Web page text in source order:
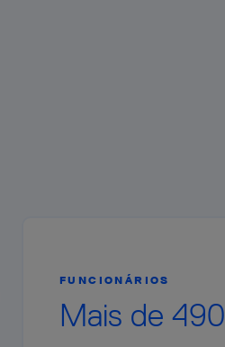
FUNCIONÁRIOS
Mais de 490